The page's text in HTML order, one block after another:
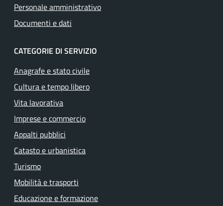
Personale amministrativo
Documenti e dati
CATEGORIE DI SERVIZIO
Anagrafe e stato civile
Cultura e tempo libero
Vita lavorativa
Imprese e commercio
Appalti pubblici
Catasto e urbanistica
Turismo
Mobilità e trasporti
Educazione e formazione